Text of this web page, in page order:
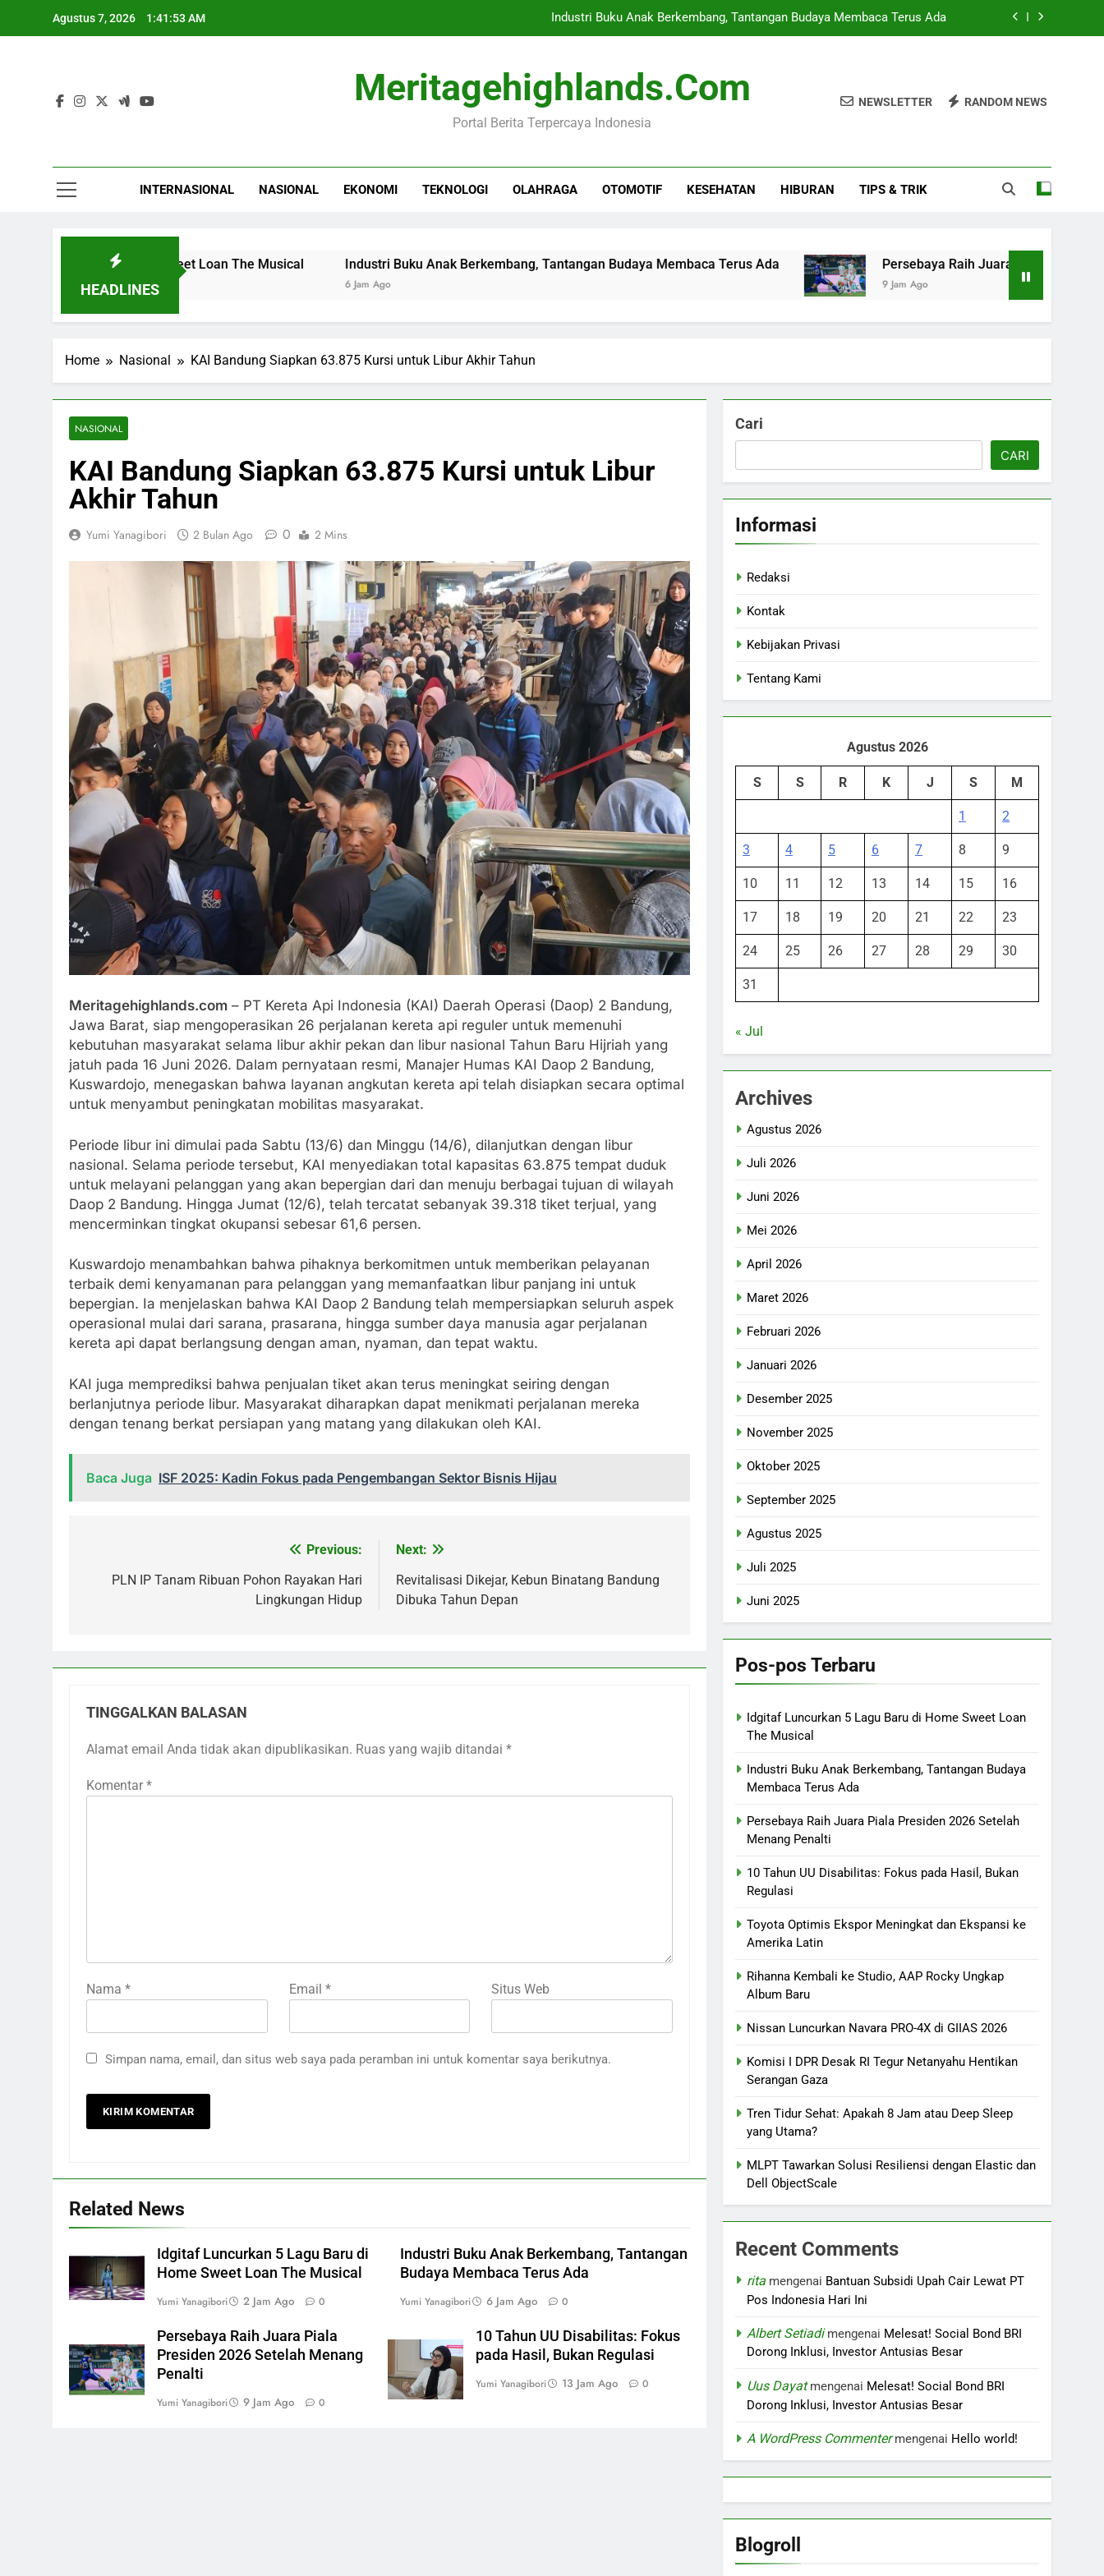
Agustus 7, 2026 1:41:54 AM Industri Buku Anak Berkembang, Tantangan Budaya Membaca Terus Ada
10 Tahun UU Disabilitas: Fokus pada Hasil, Bukan Regulasi
Idgitaf Luncurkan 5 Lagu Baru di Home Sweet Loan The Musical
Persebaya Raih Juara Piala Presiden 2026 Setelah Menang Penalti
Meritagehighlands.com
Portal Berita Terpercaya Indonesia
NEWSLETTER RANDOM NEWS
INTERNASIONAL NASIONAL EKONOMI TEKNOLOGI OLAHRAGA OTOMOTIF KESEHATAN HIBURAN TIPS & TRIK
HEADLINES
Baru di Home Sweet Loan The Musical Industri Buku Anak Berkembang, Tantangan Budaya Membaca Terus Ada Persebaya Raih Juara Piala Presiden 2026
9 Jam Ago
Home Nasional KAI Bandung Siapkan 63.875 Kursi untuk Libur Akhir Tahun
NASIONAL
KAI Bandung Siapkan 63.875 Kursi untuk Libur
Akhir Tahun
Yumi Yanagibori 2 Bulan Ago 0 2 Mins
Meritagehighlands.com – PT Kereta Api Indonesia (KAI) Daerah Operasi (Daop) 2 Bandung,
Jawa Barat, siap mengoperasikan 26 perjalanan kereta api reguler untuk memenuhi
kebutuhan masyarakat selama libur akhir pekan dan libur nasional Tahun Baru Hijriah yang
jatuh pada 16 Juni 2026. Dalam pernyataan resmi, Manajer Humas KAI Daop 2 Bandung,
Kuswardojo, menegaskan bahwa layanan angkutan kereta api telah disiapkan secara optimal
untuk menyambut peningkatan mobilitas masyarakat.
Periode libur ini dimulai pada Sabtu (13/6) dan Minggu (14/6), dilanjutkan dengan libur
nasional. Selama periode tersebut, KAI menyediakan total kapasitas 63.875 tempat duduk
untuk melayani pelanggan yang akan bepergian dari dan menuju berbagai tujuan di wilayah
Daop 2 Bandung. Hingga Jumat (12/6), telah tercatat sebanyak 39.318 tiket terjual, yang
mencerminkan tingkat okupansi sebesar 61,6 persen.
Kuswardojo menambahkan bahwa pihaknya berkomitmen untuk memberikan pelayanan
terbaik demi kenyamanan para pelanggan yang memanfaatkan libur panjang ini untuk
bepergian. Ia menjelaskan bahwa KAI Daop 2 Bandung telah mempersiapkan seluruh aspek
operasional mulai dari sarana, prasarana, hingga sumber daya manusia agar perjalanan
kereta api dapat berlangsung dengan aman, nyaman, dan tepat waktu.
KAI juga memprediksi bahwa penjualan tiket akan terus meningkat seiring dengan
berlanjutnya periode libur. Masyarakat diharapkan dapat menikmati perjalanan mereka
dengan tenang berkat persiapan yang matang yang dilakukan oleh KAI.
Baca Juga ISF 2025: Kadin Fokus pada Pengembangan Sektor Bisnis Hijau
pos
Previous:
PLN IP Tanam Ribuan Pohon Rayakan Hari
Lingkungan Hidup
Next:
Revitalisasi Dikejar, Kebun Binatang Bandung
Dibuka Tahun Depan
TINGGALKAN BALASAN
Alamat email Anda tidak akan dipublikasikan. Ruas yang wajib ditandai *
Komentar *
Nama * Email * Situs Web
Simpan nama, email, dan situs web saya pada peramban ini untuk komentar saya berikutnya.
Related News
Idgitaf Luncurkan 5 Lagu Baru di
Home Sweet Loan The Musical
Yumi Yanagibori 2 Jam Ago 0
Industri Buku Anak Berkembang, Tantangan
Budaya Membaca Terus Ada
Yumi Yanagibori 6 Jam Ago 0
Persebaya Raih Juara Piala
Presiden 2026 Setelah Menang
Penalti
Yumi Yanagibori 9 Jam Ago 0
10 Tahun UU Disabilitas: Fokus
pada Hasil, Bukan Regulasi
Yumi Yanagibori 13 Jam Ago 0
Cari
CARI
Informasi
Redaksi
Kontak
Kebijakan Privasi
Tentang Kami
Agustus 2026
S S R K J S M
1 2
3 4 5 6 7 8 9
10 11 12 13 14 15 16
17 18 19 20 21 22 23
24 25 26 27 28 29 30
31
« Jul
Archives
Agustus 2026
Juli 2026
Juni 2026
Mei 2026
April 2026
Maret 2026
Februari 2026
Januari 2026
Desember 2025
November 2025
Oktober 2025
September 2025
Agustus 2025
Juli 2025
Juni 2025
Pos-pos Terbaru
Idgitaf Luncurkan 5 Lagu Baru di Home Sweet Loan
The Musical
Industri Buku Anak Berkembang, Tantangan Budaya
Membaca Terus Ada
Persebaya Raih Juara Piala Presiden 2026 Setelah
Menang Penalti
10 Tahun UU Disabilitas: Fokus pada Hasil, Bukan
Regulasi
Toyota Optimis Ekspor Meningkat dan Ekspansi ke
Amerika Latin
Rihanna Kembali ke Studio, AAP Rocky Ungkap
Album Baru
Nissan Luncurkan Navara PRO-4X di GIIAS 2026
Komisi I DPR Desak RI Tegur Netanyahu Hentikan
Serangan Gaza
Tren Tidur Sehat: Apakah 8 Jam atau Deep Sleep
yang Utama?
MLPT Tawarkan Solusi Resiliensi dengan Elastic dan
Dell ObjectScale
Recent Comments
rita mengenai Bantuan Subsidi Upah Cair Lewat PT
Pos Indonesia Hari Ini
Albert Setiadimengenai Melesat! Social Bond BRI
Dorong Inklusi, Investor Antusias Besar
Uus Dayatmengenai Melesat! Social Bond BRI
Dorong Inklusi, Investor Antusias Besar
A WordPress Commentermengenai Hello world!
Blogroll